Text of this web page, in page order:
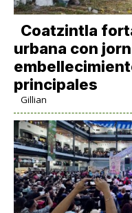
Coatzintla
urbana con
principales
Gillian